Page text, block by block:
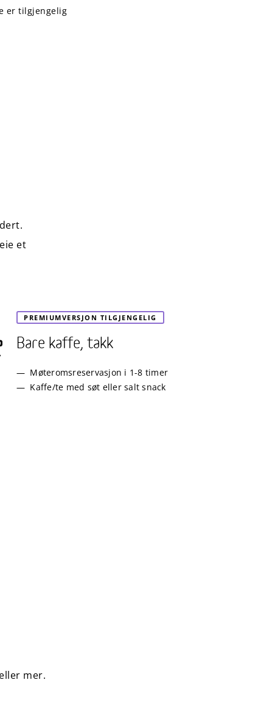
er tilgjengelig
et
PREMIUMVERSJON TILGJENGELIG
Bare kaffe, takk
Møteromsreservasjon i 1-8 timer
Kaffe/te med søt eller salt snack
mer.